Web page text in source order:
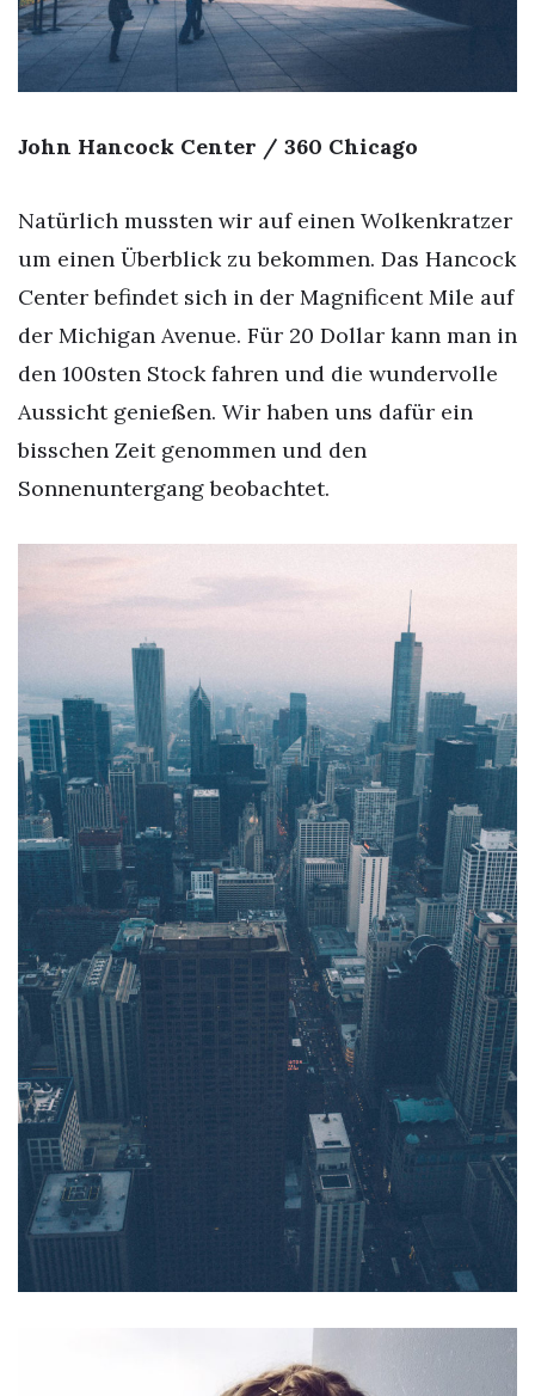
John Hancock Center / 360 Chicago
Natürlich mussten wir auf einen Wolkenkratzer
um einen Überblick zu bekommen. Das Hancock
Center befindet sich in der Magnificent Mile auf
der Michigan Avenue. Für 20 Dollar kann man in
den 100sten Stock fahren und die wundervolle
Aussicht genießen. Wir haben uns dafür ein
bisschen Zeit genommen und den
Sonnenuntergang beobachtet.